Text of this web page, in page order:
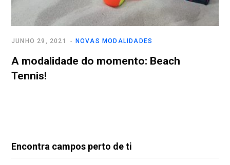
NOVAS MODALIDADES
JUNHO 29, 2021
A modalidade do momento: Beach
Tennis!
Encontra campos perto de ti